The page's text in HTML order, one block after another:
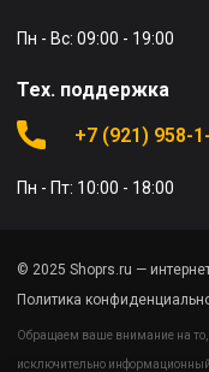
Пн - Вс: 09:00 - 19:00
Тех. поддержка
+7 (921) 958-
Пн - Пт: 10:00 - 18:00
© 2025 Shoprs.ru —
Политика
Обращаем ваше внимание на то,
исключительно